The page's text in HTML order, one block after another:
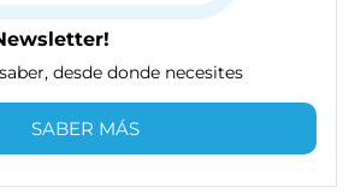
desde donde necesites
SABER MÁS